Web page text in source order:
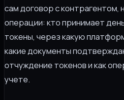
сам договор с контрагентом,
операции: кто принимает
токены, через какую
какие документы
отчуждение токенов и как
учете.